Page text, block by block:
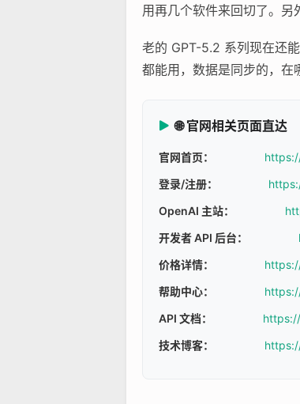
用再几个软件来回切了。另
老的 GPT-5.2 系列现在还
都能用，数据是同步的，在
🌐 官网相关页面直达
官网首页：
登录/注册：
OpenAI 主站：
开发者 API 后台：
价格详情：
帮助中心：
API 文档：
技术博客：